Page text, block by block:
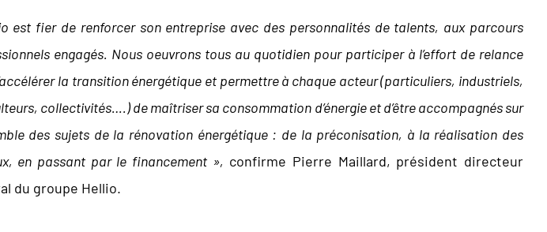
est fier de renforcer son entreprise avec des personnalités de talents, aux parcours
engagés. Nous oeuvrons tous au quotidien pour participer à l’effort de relance
la transition énergétique et permettre à chaque acteur (particuliers, industriels,
collectivités….) de maîtriser sa consommation d’énergie et d’être accompagnés sur
des sujets de la rénovation énergétique : de la préconisation, à la réalisation des
en passant par le financement », confirme Pierre Maillard, président directeur
du groupe Hellio.